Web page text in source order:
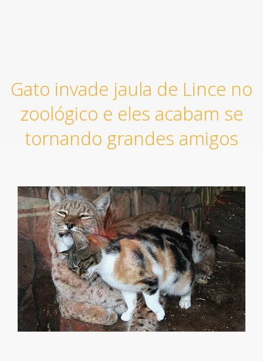
Gato invade jaula de Lince no
zoológico e eles acabam se
tornando grandes amigos